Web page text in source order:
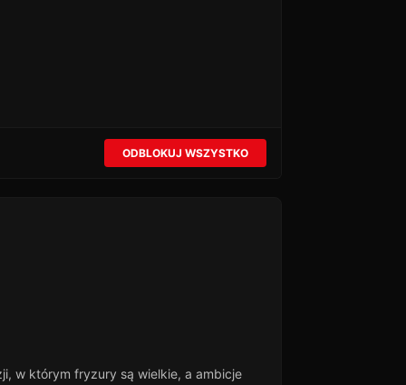
ODBLOKUJ WSZYSTKO
w którym fryzury są wielkie, a ambicje